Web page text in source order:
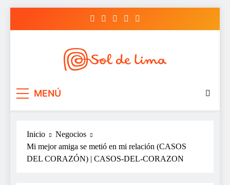
MENÚ
Inicio
Negocios
Mi mejor amiga se metió en mi relación (CASOS
DEL CORAZÓN) | CASOS-DEL-CORAZON